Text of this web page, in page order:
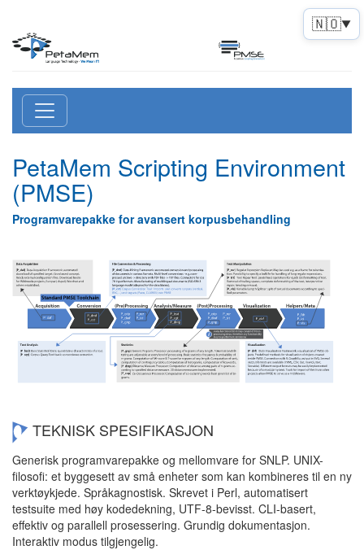
🇳🇴▼
PetaMem Scripting Environment
(PMSE)
Programvarepakke for avansert korpusbehandling
TEKNISK SPESIFIKASJON
Generisk programvarepakke og mellomvare for SNLP. UNIX-
filosofi: et byggesett av små enheter som kan kombineres til en ny
verktøykjede. Språkagnostisk. Skrevet i Perl, automatisert
testsuite med høy kodedekning, UTF-8-bevisst. CLI-basert,
effektiv og parallell prosessering. Grundig dokumentasjon.
Interaktiv modus tilgjengelig.